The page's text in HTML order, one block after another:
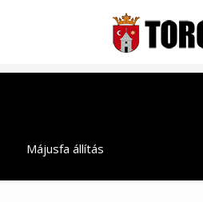
Májusfa állítás